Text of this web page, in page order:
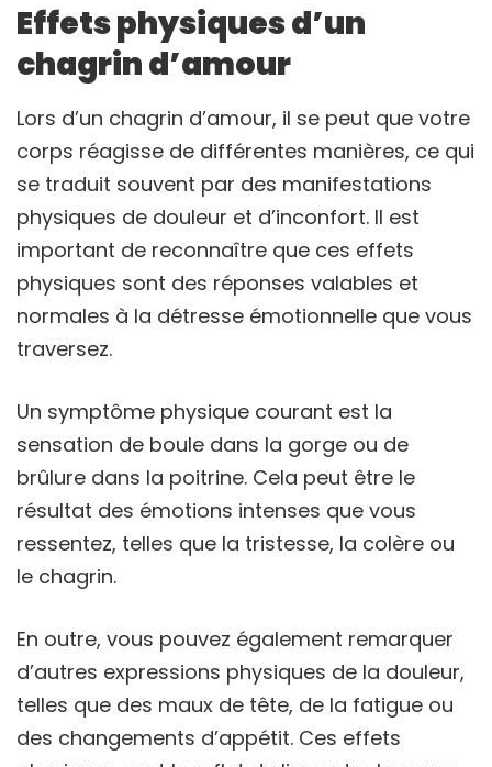
Effets physiques d’un
chagrin d’amour
Lors d’un chagrin d’amour, il se peut que votre
corps réagisse de différentes manières, ce qui
se traduit souvent par des manifestations
physiques de douleur et d’inconfort. Il est
important de reconnaître que ces effets
physiques sont des réponses valables et
normales à la détresse émotionnelle que vous
traversez.
Un symptôme physique courant est la
sensation de boule dans la gorge ou de
brûlure dans la poitrine. Cela peut être le
résultat des émotions intenses que vous
ressentez, telles que la tristesse, la colère ou
le chagrin.
En outre, vous pouvez également remarquer
d’autres expressions physiques de la douleur,
telles que des maux de tête, de la fatigue ou
des changements d’appétit. Ces effets